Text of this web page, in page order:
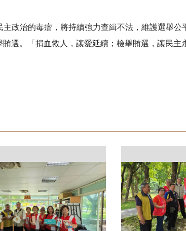
治的毒瘤，將持續強力查緝不法，維護選舉公
賄選。「捐血救人，讓愛延續；檢舉賄選，讓民